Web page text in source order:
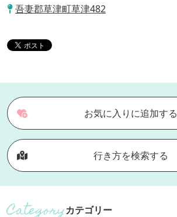
吾妻郡草津町草津482
お気に入りに追加する
行き方を検索する
カテゴリー